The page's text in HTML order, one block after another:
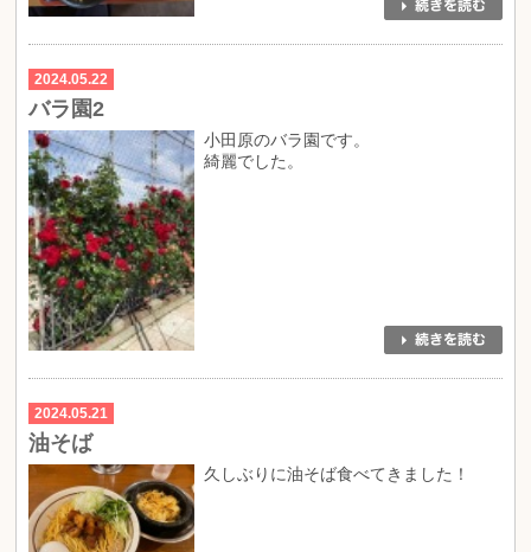
2024.05.22
バラ園2
小田原のバラ園です。
綺麗でした。
2024.05.21
油そば
久しぶりに油そば食べてきました！